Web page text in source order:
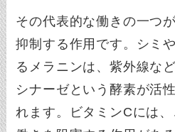
その代表的な働きの一つ
抑制する作用です。シミ
るメラニンは、紫外線な
シナーゼという酵素が活
れます。ビタミンCには